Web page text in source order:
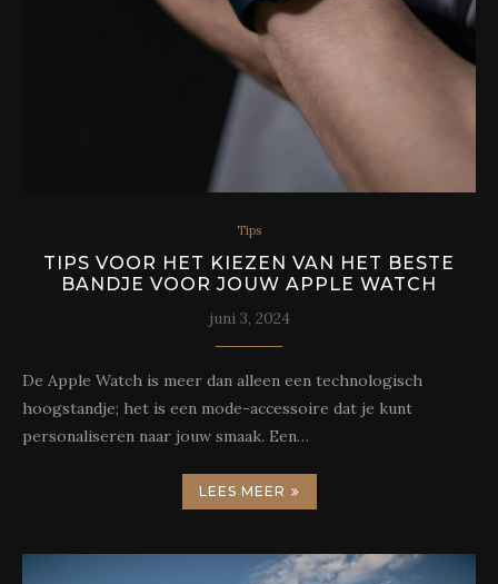
Tips
TIPS VOOR HET KIEZEN VAN HET BESTE
BANDJE VOOR JOUW APPLE WATCH
juni 3, 2024
De Apple Watch is meer dan alleen een technologisch
hoogstandje; het is een mode-accessoire dat je kunt
personaliseren naar jouw smaak. Een…
LEES MEER